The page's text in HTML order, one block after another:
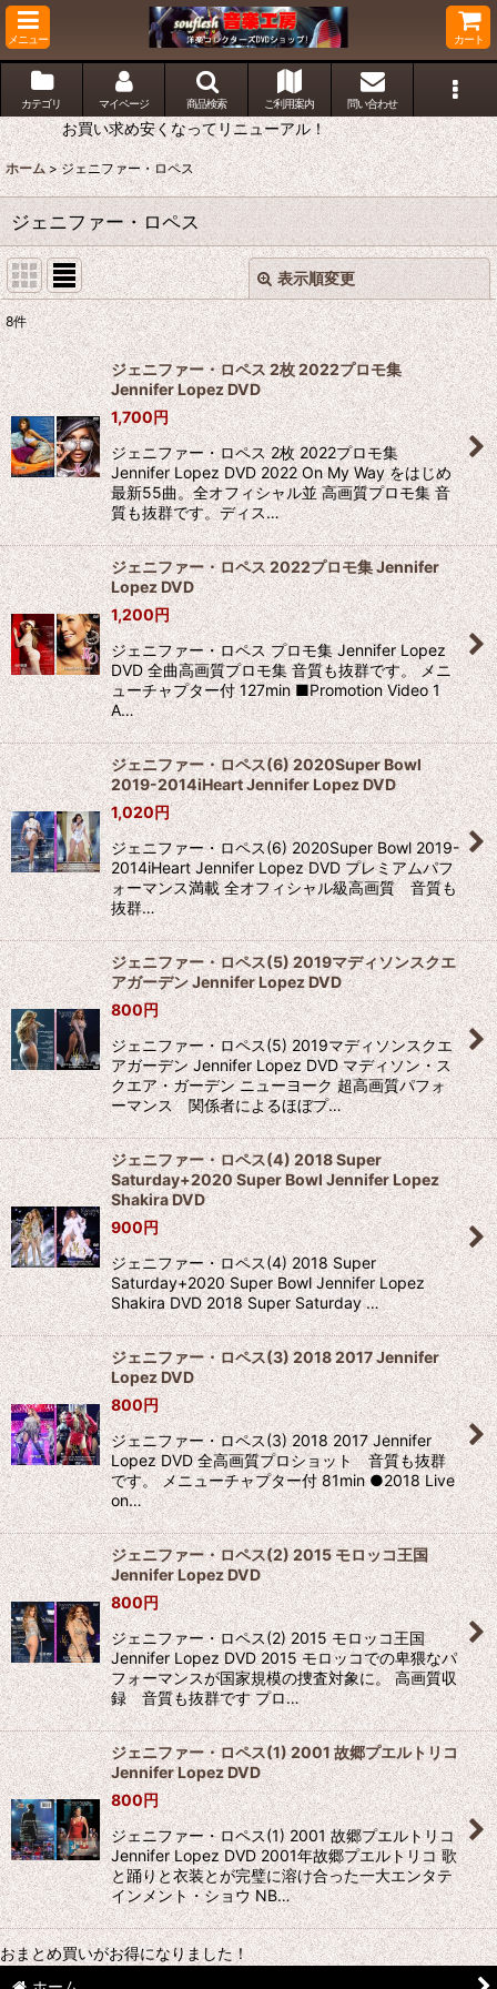
メニュー カート
カテゴリ マイページ 商品検索 ご利用案内 問い合わせ
お買い求め安くなってリニューアル！
ホーム > ジェニファー・ロペス
ジェニファー・ロペス
表示順変更
表示数:
並び順:
絞り込む
閉じる
8件
ジェニファー・ロペス 2枚 2022プロモ集
Jennifer Lopez DVD
1,700円
ジェニファー・ロペス 2枚 2022プロモ集
Jennifer Lopez DVD 2022 On My Way をはじめ
最新55曲。全オフィシャル並 高画質プロモ集 音
質も抜群です。ディス…
ジェニファー・ロペス 2022プロモ集 Jennifer
Lopez DVD
1,200円
ジェニファー・ロペス プロモ集 Jennifer Lopez
DVD 全曲高画質プロモ集 音質も抜群です。 メニ
ューチャプター付 127min ■Promotion Video 1
A…
ジェニファー・ロペス(6) 2020Super Bowl
2019-2014iHeart Jennifer Lopez DVD
1,020円
ジェニファー・ロペス(6) 2020Super Bowl 2019-
2014iHeart Jennifer Lopez DVD プレミアムパフ
ォーマンス満載 全オフィシャル級高画質 音質も
抜群…
ジェニファー・ロペス(5) 2019マディソンスクエ
アガーデン Jennifer Lopez DVD
800円
ジェニファー・ロペス(5) 2019マディソンスクエ
アガーデン Jennifer Lopez DVD マディソン・ス
クエア・ガーデン ニューヨーク 超高画質パフォ
ーマンス 関係者によるほぼプ…
ジェニファー・ロペス(4) 2018 Super
Saturday+2020 Super Bowl Jennifer Lopez
Shakira DVD
900円
ジェニファー・ロペス(4) 2018 Super
Saturday+2020 Super Bowl Jennifer Lopez
Shakira DVD 2018 Super Saturday …
ジェニファー・ロペス(3) 2018 2017 Jennifer
Lopez DVD
800円
ジェニファー・ロペス(3) 2018 2017 Jennifer
Lopez DVD 全高画質プロショット 音質も抜群
です。 メニューチャプター付 81min ●2018 Live
on…
ジェニファー・ロペス(2) 2015 モロッコ王国
Jennifer Lopez DVD
800円
ジェニファー・ロペス(2) 2015 モロッコ王国
Jennifer Lopez DVD 2015 モロッコでの卑猥なパ
フォーマンスが国家規模の捜査対象に。 高画質収
録 音質も抜群です プロ…
ジェニファー・ロペス(1) 2001 故郷プエルトリコ
Jennifer Lopez DVD
800円
ジェニファー・ロペス(1) 2001 故郷プエルトリコ
Jennifer Lopez DVD 2001年故郷プエルトリコ 歌
と踊りと衣装とが完璧に溶け合った一大エンタテ
インメント・ショウ NB…
おまとめ買いがお得になりました！